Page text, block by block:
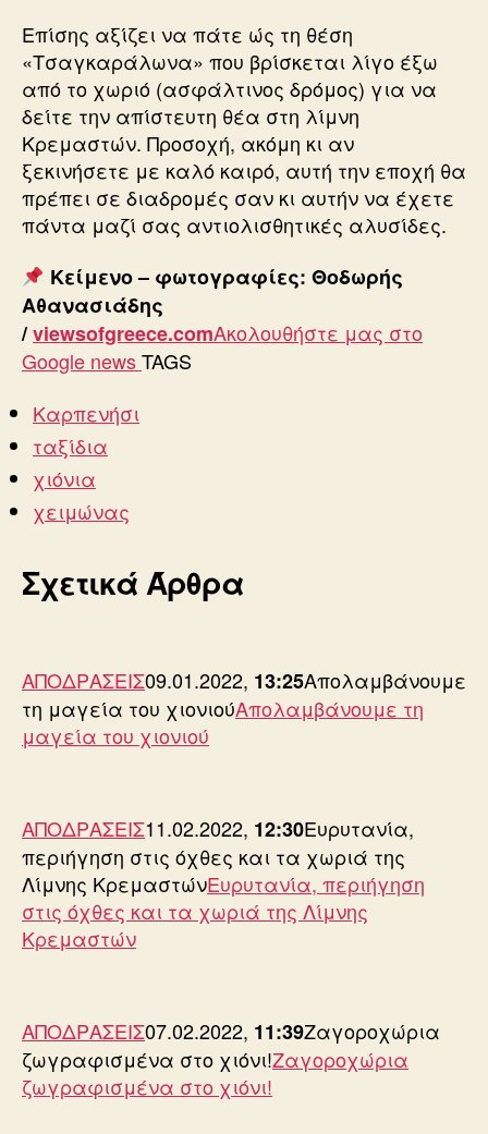
Επίσης αξίζει να πάτε ώς τη θέση
«Τσαγκαράλωνα» που βρίσκεται λίγο έξω
από το χωριό (ασφάλτινος δρόμος) για να
δείτε την απίστευτη θέα στη λίμνη
Κρεμαστών. Προσοχή, ακόμη κι αν
ξεκινήσετε με καλό καιρό, αυτή την εποχή θα
πρέπει σε διαδρομές σαν κι αυτήν να έχετε
πάντα μαζί σας αντιολισθητικές αλυσίδες.
Κείμενο – φωτογραφίες: Θοδωρής
Αθανασιάδης
/viewsofgreece.comΑκολουθήστε μας στο
Google newsTAGS
Καρπενήσι
ταξίδια
χιόνια
χειμώνας
Σχετικά Άρθρα
ΑΠΟΔΡΑΣΕΙΣ09.01.2022, 13:25Απολαμβάνουμε
τη μαγεία του χιονιούΑπολαμβάνουμε τη
μαγεία του χιονιού
ΑΠΟΔΡΑΣΕΙΣ11.02.2022, 12:30Ευρυτανία,
περιήγηση στις όχθες και τα χωριά της
Λίμνης ΚρεμαστώνΕυρυτανία, περιήγηση
στις όχθες και τα χωριά της Λίμνης
Κρεμαστών
ΑΠΟΔΡΑΣΕΙΣ07.02.2022, 11:39Ζαγοροχώρια
ζωγραφισμένα στο χιόνι!Ζαγοροχώρια
ζωγραφισμένα στο χιόνι!